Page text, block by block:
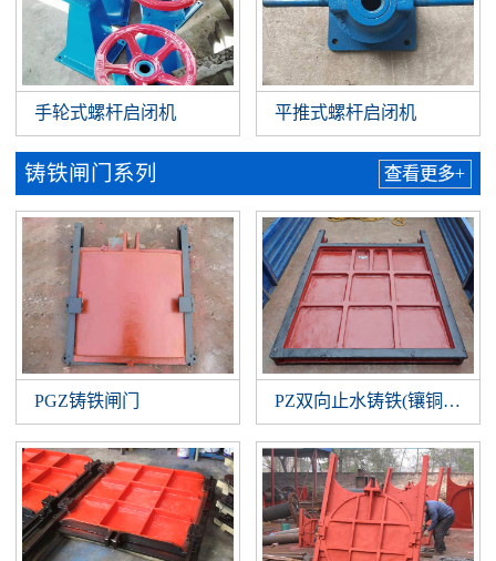
手轮式螺杆启闭机 平推式螺杆启闭机
铸铁闸门系列 查看更多+
PGZ铸铁闸门 PZ双向止水铸铁(镶铜)闸门